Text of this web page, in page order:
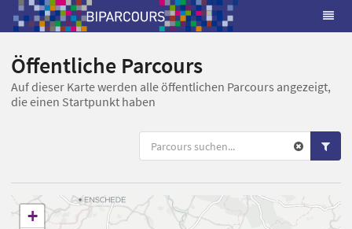
Öffentliche Parcours
Auf dieser Karte werden alle öffentlichen Parcours angezeigt,
die einen Startpunkt haben
+